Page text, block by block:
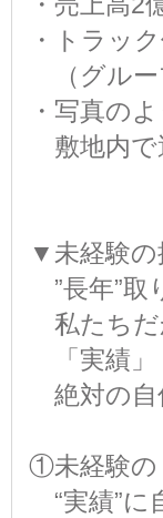
・トラッ
（グルー
・写真の
敷地内で
▼未経験の
”長年”取
私たちだ
「実績」
絶対の自
①未経験の
“実績”に